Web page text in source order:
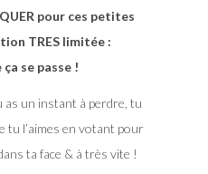
pour ces petites
TRES limitée :
se passe !
as un instant à perdre, tu
tu l’aimes en votant pour
ta face & à très vite !